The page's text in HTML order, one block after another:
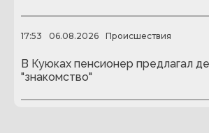
17:53 06.08.2026 Происшествия
В Куюках пенсионер предлагал
"знакомство"